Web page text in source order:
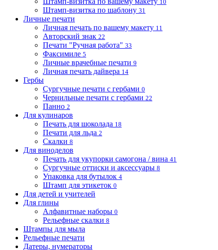
10
Штамп-визитка по шаблону 31
Личные печати
Личная печать по вашему макету 11
Авторский знак 22
Печати "Ручная работа" 33
Факсимиле 5
Личные врачебные печати 9
Личная печать дайвера 14
Гербы
Сургучные печати с гербами 0
Чернильные печати с гербами 22
Панно 2
Для кулинаров
Печать для шоколада 18
Печати для льда 2
Скалки 8
Для виноделов
Печать для укупорки самогона / вина 41
Сургучные оттиски и аксессуары 8
Упаковка для бутылок 4
Штамп для этикеток 0
Для детей и учителей
Для глины
Алфавитные наборы 0
Рельефные скалки 8
Штампы для мыла
Рельефные печати
Датеры, нумераторы